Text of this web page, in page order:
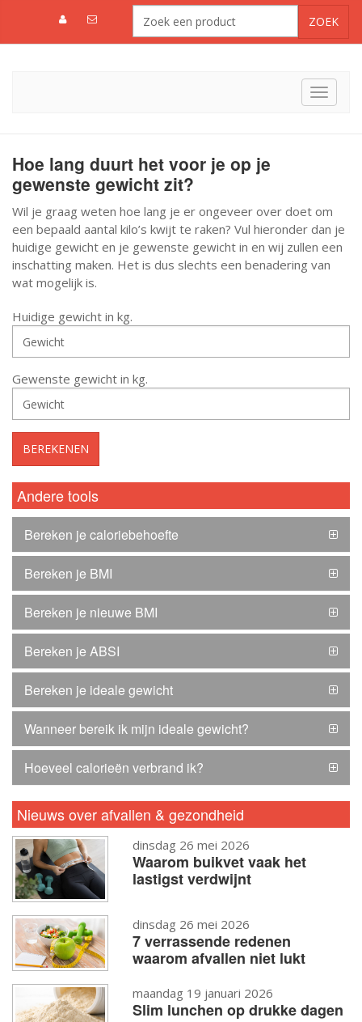
Toggle
Hoe lang duurt het voor je op je
gewenste gewicht zit?
Wil je graag weten hoe lang je er ongeveer over doet om
een bepaald aantal kilo’s kwijt te raken? Vul hieronder dan je
huidige gewicht en je gewenste gewicht in en wij zullen een
inschatting maken. Het is dus slechts een benadering van
wat mogelijk is.
Huidige gewicht in kg.
Gewenste gewicht in kg.
Andere tools
Bereken je caloriebehoefte
Bereken je BMI
Bereken je nieuwe BMI
Bereken je ABSI
Bereken je ideale gewicht
Wanneer bereik ik mijn ideale gewicht?
Hoeveel calorieën verbrand ik?
Nieuws over afvallen & gezondheid
dinsdag 26 mei 2026
Waarom buikvet vaak het
lastigst verdwijnt
dinsdag 26 mei 2026
7 verrassende redenen
waarom afvallen niet lukt
maandag 19 januari 2026
Slim lunchen op drukke dagen